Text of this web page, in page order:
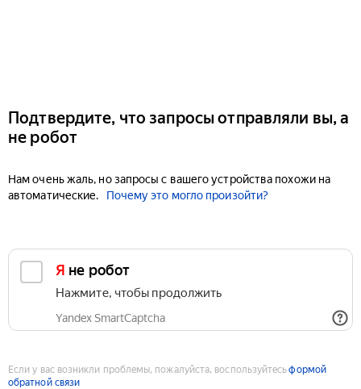
Подтвердите, что запросы отправляли вы, а
не робот
Нам очень жаль, но запросы с вашего устройства похожи на
автоматические.
Почему это могло произойти?
Я не робот
Нажмите, чтобы продолжить
Yandex SmartCaptcha
Если у вас возникли проблемы, пожалуйста, воспользуйтесьформой
обратной связи